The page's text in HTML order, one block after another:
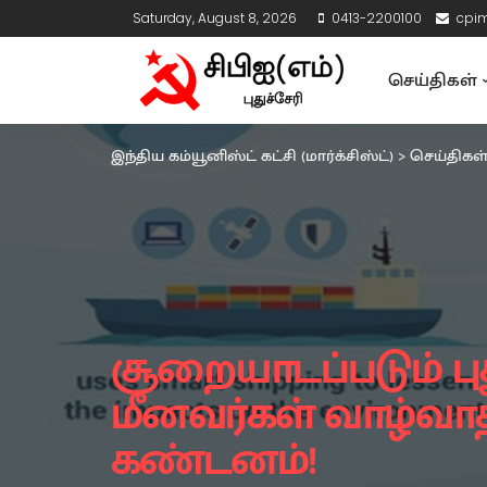
Saturday, August 8, 2026 0413-2200100
செய்திகள்
இந்திய கம்யூனிஸ்ட் கட்சி (மார்க்சிஸ்ட்) >செய்திகள்
சூறையாடப்படும்
மீனவர்கள்
கண்டனம்!